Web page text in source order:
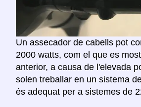
Un assecador de cabells pot
2000 watts, com el que es
anterior, a causa de l'elevada
solen treballar en un sistema
és adequat per a sistemes de